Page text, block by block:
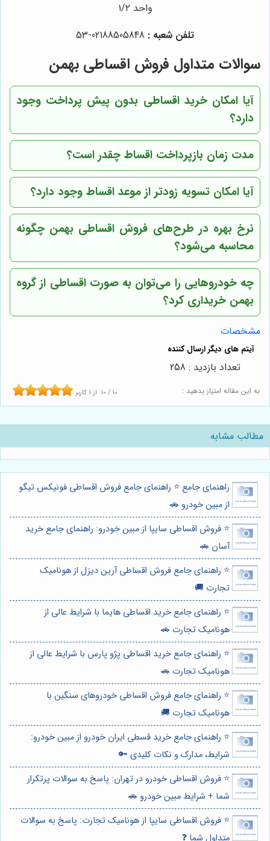
واحد ۱/۲
تلفن شعبه :
سوالات متداول فروش اقساطی بهمن
آیا امکان خرید اقساطی بدون پیش پرداخت وجود
دارد؟
مدت زمان بازپرداخت اقساط چقدر است؟
آیا امکان تسویه زودتر از موعد اقساط وجود دارد؟
نرخ بهره در طرح‌های فروش اقساطی بهمن چگونه
محاسبه می‌شود؟
چه خودروهایی را می‌توان به صورت اقساطی ازگروه
بهمن خریداری کرد؟
مشخصات
به این مقاله امتیاز بدهید : 10 / 10 از 1 کاربر
تعداد بازدید : 258
مطالب مشابه
راهنمای جامع ⭐️ راهنمای جامع فروش اقساطی فونیکس تیگو
از مبین خودرو 🚗
⭐️ فروش اقساطی سایپا از مبین خودرو: راهنمای جامع خرید
آسان 🚗
⭐️ راهنمای جامع فروش اقساطی آرین دیزل از هونامیک
تجارت 🚚
⭐️ راهنمای جامع خرید اقساطی هایما با شرایط عالی از
هونامیک تجارت 🚗
⭐️ راهنمای جامع خرید اقساطی پژو پارس با شرایط عالی از
هونامیک تجارت 🚗
⭐️ راهنمای جامع فروش اقساطی خودروهای سنگین با
هونامیک تجارت 🚚
⭐️ راهنمای جامع خرید قسطی ایران خودرو از مبین خودرو:
شرایط، مدارک و نکات کلیدی 🔑
⭐️ فروش اقساطی خودرو در تهران: پاسخ به سوالات پرتکرار
شما + شرایط مبین خودرو 🚗
⭐️ فروش اقساطی سایپا از هونامیک تجارت: پاسخ به سوالات